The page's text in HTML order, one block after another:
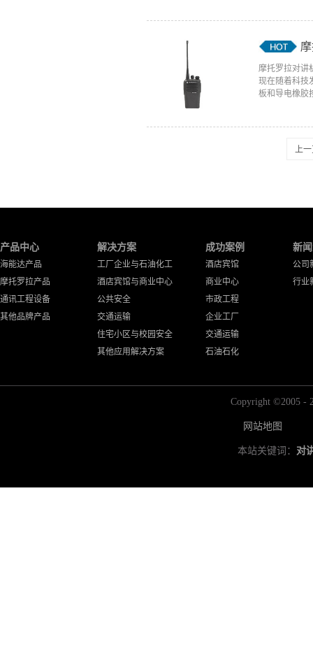
摩托罗拉对讲
现在随着科技
板和导电橡胶
上一
产品中心
海能达产品
摩托罗拉产品
通讯工程设备
其他品牌产品
解决方案
工厂企业与石油化工
酒店宾馆与商业中心
公共安全
交通运输
住宅小区与校园安全
其他应用解决方案
成功案例
酒店宾馆
商业中心
市政工程
企业工厂
交通运输
石油石化
新
公司
行业
Copyright ©2005 -
网站地图
本站关键词： 对